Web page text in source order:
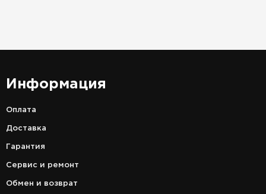
Информация
Оплата
Доставка
Гарантия
Сервис и ремонт
Обмен и возврат